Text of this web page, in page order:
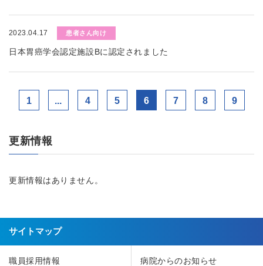
2023.04.17 患者さん向け
日本胃癌学会認定施設Bに認定されました
1 ... 4 5 6 7 8 9
更新情報
更新情報はありません。
サイトマップ
職員採用情報 病院からのお知らせ